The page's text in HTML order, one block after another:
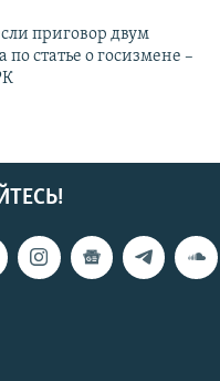
приговор двум
статье о госизмене –